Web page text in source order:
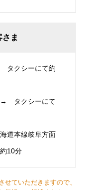
ま
タクシーにて約
→ タクシーにて
道本線岐阜方面
10分
ていただきますので、